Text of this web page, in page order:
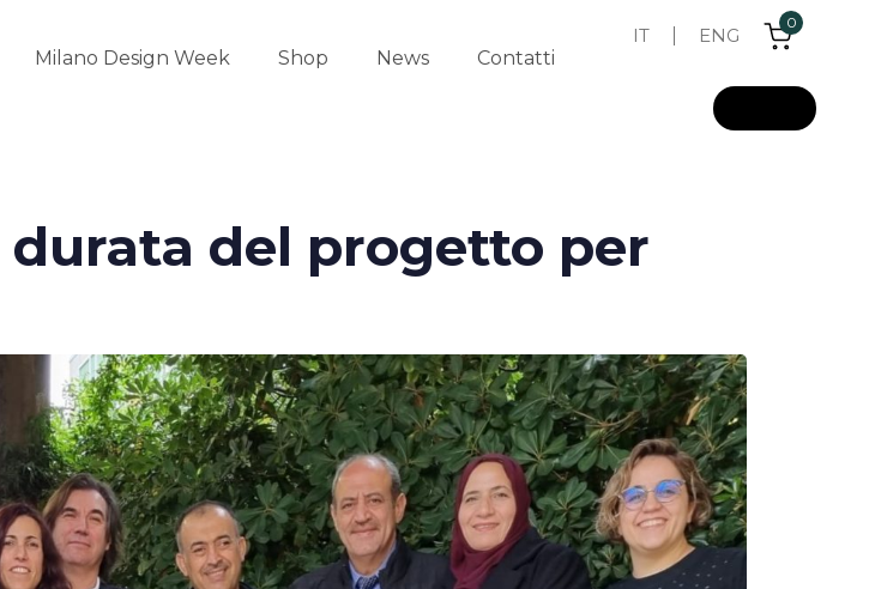
Milano Design Week Shop News Contatti
IT ENG
0
durata del progetto per